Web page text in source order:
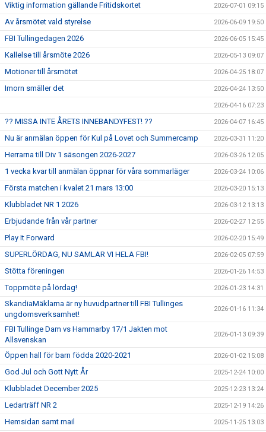
Viktig information gällande Fritidskortet 2026-07-01 09:15
Av årsmötet vald styrelse 2026-06-09 19:50
FBI Tullingedagen 2026 2026-06-05 15:45
Kallelse till årsmöte 2026 2026-05-13 09:07
Motioner till årsmötet 2026-04-25 18:07
Imorn smäller det 2026-04-24 13:50
2026-04-16 07:23
?? MISSA INTE ÅRETS INNEBANDYFEST! ?? 2026-04-07 16:45
Nu är anmälan öppen för Kul på Lovet och Summercamp 2026-03-31 11:20
Herrarna till Div 1 säsongen 2026-2027 2026-03-26 12:05
1 vecka kvar till anmälan öppnar för våra sommarläger 2026-03-24 10:06
Första matchen i kvalet 21 mars 13:00 2026-03-20 15:13
Klubbladet NR 1 2026 2026-03-12 13:13
Erbjudande från vår partner 2026-02-27 12:55
Play It Forward 2026-02-20 15:49
SUPERLÖRDAG, NU SAMLAR VI HELA FBI! 2026-02-05 07:59
Stötta föreningen 2026-01-26 14:53
Toppmöte på lördag! 2026-01-23 14:31
SkandiaMäklarna är ny huvudpartner till FBI Tullinges
ungdomsverksamhet!
2026-01-16 11:34
FBI Tullinge Dam vs Hammarby 17/1 Jakten mot
Allsvenskan
2026-01-13 09:39
Öppen hall för barn födda 2020-2021 2026-01-02 15:08
God Jul och Gott Nytt År 2025-12-24 10:00
Klubbladet December 2025 2025-12-23 13:24
Ledarträff NR 2 2025-12-19 14:26
Hemsidan samt mail 2025-11-25 13:03